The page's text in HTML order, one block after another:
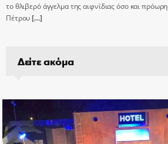
το θλιβερό άγγελμα της αιφνίδιας όσο και
Πέτρου[…]
Δείτε ακόμα